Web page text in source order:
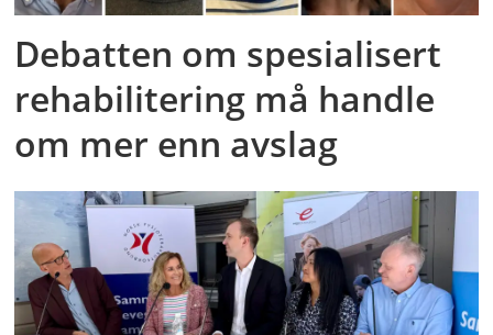
Debatten om spesialisert
rehabilitering må handle
om mer enn avslag